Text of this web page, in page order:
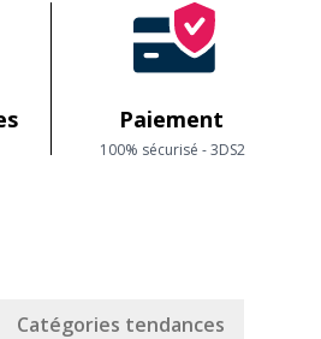
Paiement
100% sécurisé - 3DS2
Catégories tendances